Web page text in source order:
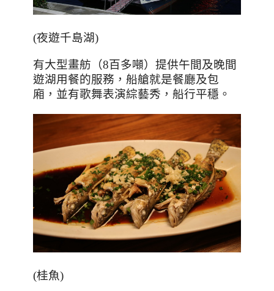
(夜遊千島湖)
有大型畫舫（8百多噸）提供午間及晚間
遊湖用餐的服務，船艙就是餐廳及包
廂，並有歌舞表演綜藝秀，船行平穩。
(桂魚)